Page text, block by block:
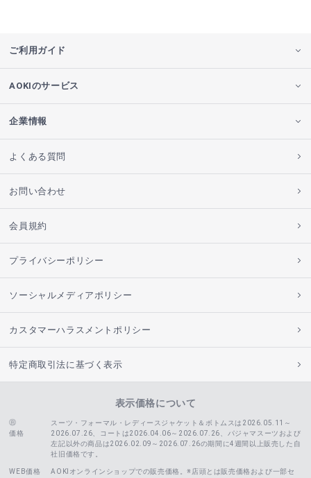
ご利用ガイド
AOKIのサービス
企業情報
よくある質問
お問い合わせ
会員規約
プライバシーポリシー
ソーシャルメディアポリシー
カスタマーハラスメントポリシー
特定商取引法に基づく表示
表示価格について
価格
スーツ・フォーマル・レディースジャケット＆ボトムスは2026.05.11～
2026.07.26、コートは2026.04.06～2026.07.26、
パジャマスーツおよび
左記以外の商品は2026.02.09～2026.07.26の期間に4週間以上販売した自
社旧価格です。
WEB価格
AOKIオンラインショップでの販売価格。※店頭とは販売価格および一部セ